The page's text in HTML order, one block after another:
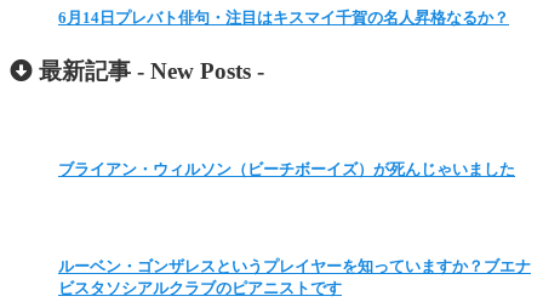
6月14日プレバト俳句・注目はキスマイ千賀の名人昇格なるか？
最新記事 - New Posts -
ブライアン・ウィルソン（ビーチボーイズ）が死んじゃいました
ルーベン・ゴンザレスというプレイヤーを知っていますか？ブエナ
ビスタソシアルクラブのピアニストです